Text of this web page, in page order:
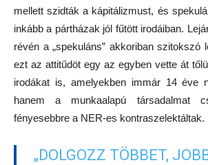
mellett szidták a kápitálizmust, és
inkább a pártházak jól fűtött irodáiban.
révén a „spekuláns” akkoriban szitokszó
ezt az attitűdöt egy az egyben vette át
irodákat is, amelyekben immár 14 éve
hanem a munkaalapú társadalmat
fényesebbre a NER-es kontraszelektáltak.
„DOLGOZZ TÖBBET,